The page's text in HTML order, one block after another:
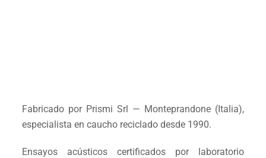
Fabricado por Prismi Srl — Monteprandone (Italia),
especialista en caucho reciclado desde 1990.
Ensayos acústicos certificados por laboratorio